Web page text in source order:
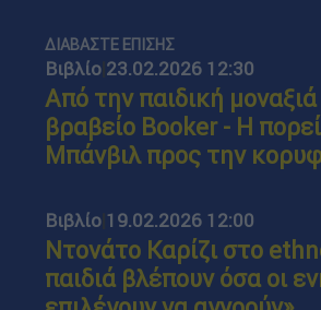
ΔΙΑΒΑΣΤΕ ΕΠΙΣΗΣ
Βιβλίο| 23.02.2026 12:30
Από την παιδική
βραβείο Booker - H
Μπάνβιλ προς την
Βιβλίο| 19.02.2026 12:00
Ντονάτο Καρίζι στο
παιδιά βλέπουν όσα οι